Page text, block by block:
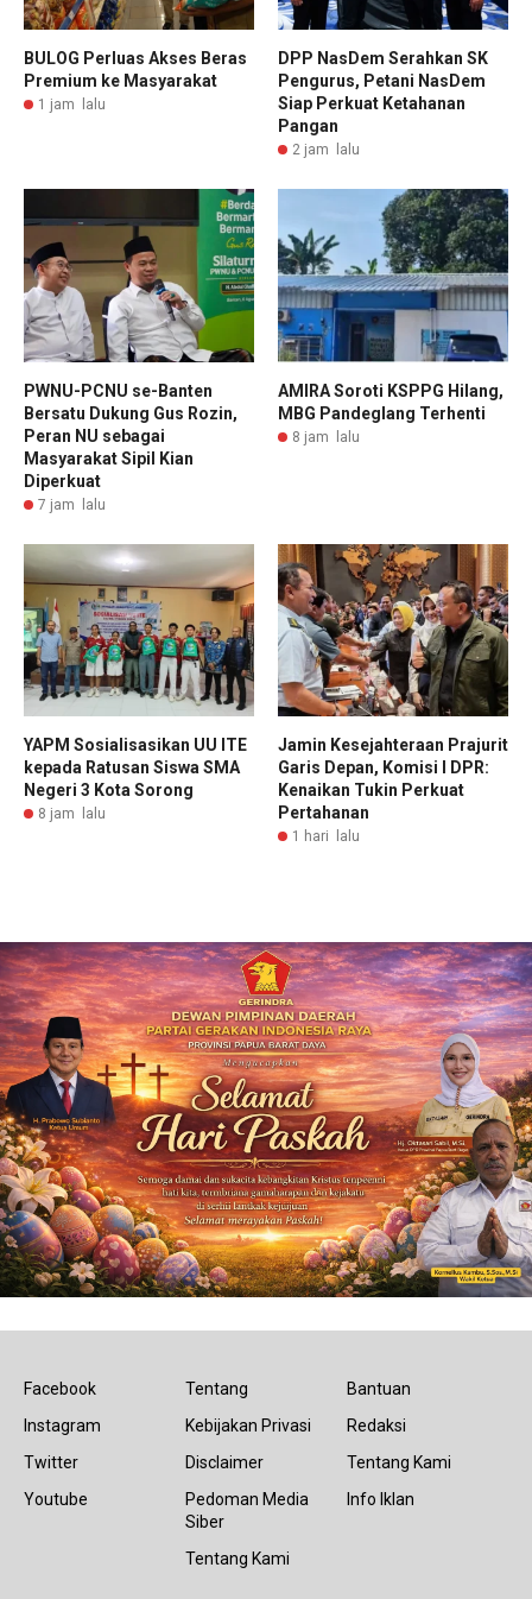
BULOG Perluas Akses Beras
Premium ke Masyarakat
1 jam lalu
DPP NasDem Serahkan SK
Pengurus, Petani NasDem
Siap Perkuat Ketahanan
Pangan
2 jam lalu
PWNU-PCNU se-Banten
Bersatu Dukung Gus Rozin,
Peran NU sebagai
Masyarakat Sipil Kian
Diperkuat
7 jam lalu
AMIRA Soroti KSPPG Hilang,
MBG Pandeglang Terhenti
8 jam lalu
YAPM Sosialisasikan UU ITE
kepada Ratusan Siswa SMA
Negeri 3 Kota Sorong
8 jam lalu
Jamin Kesejahteraan Prajurit
Garis Depan, Komisi I DPR:
Kenaikan Tukin Perkuat
Pertahanan
1 hari lalu
Facebook
Instagram
Twitter
Youtube
Tentang
Kebijakan Privasi
Disclaimer
Pedoman Media
Siber
Tentang Kami
Bantuan
Redaksi
Tentang Kami
Info Iklan